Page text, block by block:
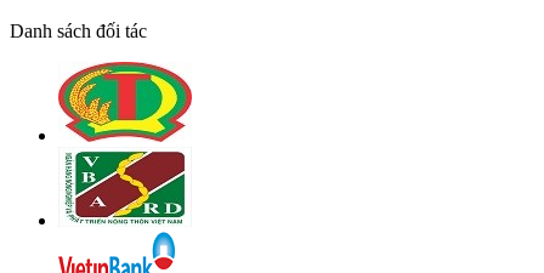
Danh sách đối tác